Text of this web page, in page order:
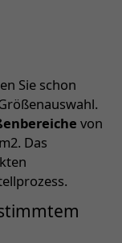
Sie schon
von
Das